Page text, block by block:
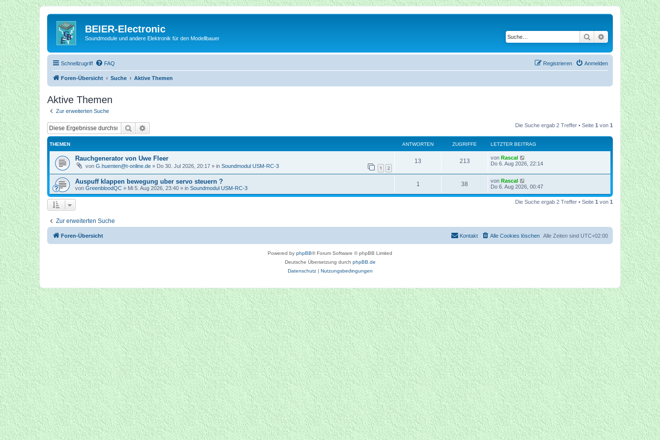
BEIER-Electronic
Soundmodule und andere Elektronik für den Modellbauer Suche Erweiterte Suche
Schnellzugriff FAQ Anmelden
Registrieren
Foren-Übersicht Suche Aktive Themen
Aktive Themen
Zur erweiterten Suche
Suche Die Suche ergab 2 Treffer • Seite 1 von 1
THEMEN ANTWORTEN ZUGRIFFE LETZTER BEITRAG
Rauchgenerator von Uwe Fleer
von G.huenten@t-online.de » Do 30. Jul 2026, 20:17 » in Soundmodul USM-RC-3 1 2
13 213 von Rascal
Do 6. Aug 2026, 22:14
Auspuff klappen bewegung uber servo steuern ?
von GreenbloodQC » Mi 5. Aug 2026, 23:40 » in Soundmodul USM-RC-3
1 38 von Rascal
Do 6. Aug 2026, 00:47
Die Suche ergab 2 Treffer • Seite 1 von 1
Zur erweiterten Suche
Foren-Übersicht Alle Zeiten sind UTC+02:00
Alle Cookies löschen
Kontakt
Powered by phpBB® Forum Software © phpBB Limited
Deutsche Übersetzung durch phpBB.de
Datenschutz| Nutzungsbedingungen